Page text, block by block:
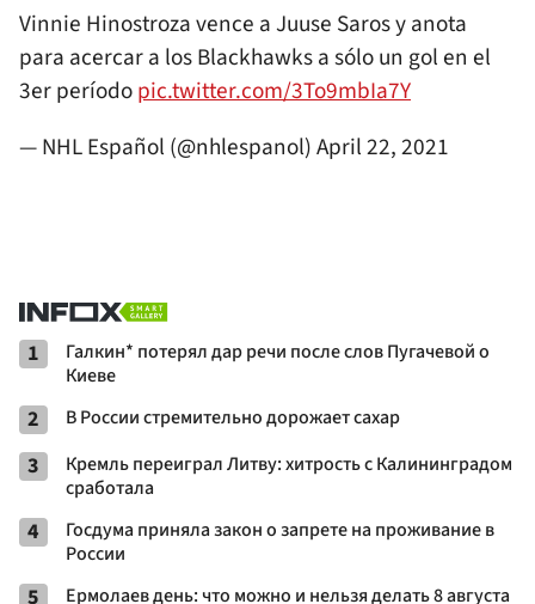
Vinnie Hinostroza vence a Juuse Saros y anota
para acercar a los Blackhawks a sólo un gol en el
3er períodopic.twitter.com/3To9mbIa7Y
— NHL Español (@nhlespanol)April 22, 2021
1
Галкин* потерял дар речи после слов Пугачевой о
Киеве
2 В России стремительно дорожает сахар
3
Кремль переиграл Литву: хитрость с Калининградом
сработала
4
Госдума приняла закон о запрете на проживание в
России
5 Ермолаев день: что можно и нельзя делать 8 августа